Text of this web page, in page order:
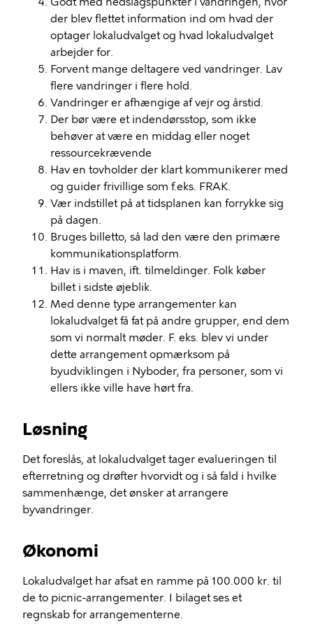
der blev flettet information ind om hvad der
optager lokaludvalget og hvad lokaludvalget
arbejder for.
Forvent mange deltagere ved vandringer. Lav
flere vandringer i flere hold.
Vandringer er afhængige af vejr og årstid.
Der bør være et indendørsstop, som ikke
behøver at være en middag eller noget
ressourcekrævende
Hav en tovholder der klart kommunikerer med
og guider frivillige som f.eks. FRAK.
Vær indstillet på at tidsplanen kan forrykke sig
på dagen.
Bruges billetto, så lad den være den primære
kommunikationsplatform.
Hav is i maven, ift. tilmeldinger. Folk køber
billet i sidste øjeblik.
Med denne type arrangementer kan
lokaludvalget få fat på andre grupper, end dem
som vi normalt møder. F. eks. blev vi under
dette arrangement opmærksom på
byudviklingen i Nyboder, fra personer, som vi
ellers ikke ville have hørt fra.
Løsning
Det foreslås, at lokaludvalget tager evalueringen til
efterretning og drøfter hvorvidt og i så fald i hvilke
sammenhænge, det ønsker at arrangere
byvandringer.
Økonomi
Lokaludvalget har afsat en ramme på 100.000 kr. til
de to picnic-arrangementer. I bilaget ses et
regnskab for arrangementerne.